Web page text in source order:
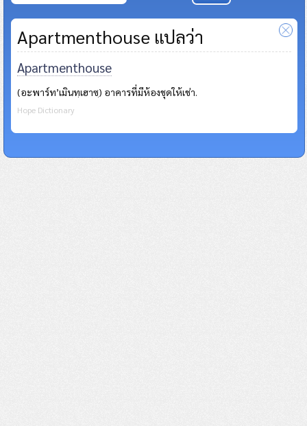
Apartmenthouse แปลว่า
Apartmenthouse
(อะพาร์ท’เมินทฺเฮาซฺ) อาคารที่มีห้องชุดให้เช่า.
Hope Dictionary